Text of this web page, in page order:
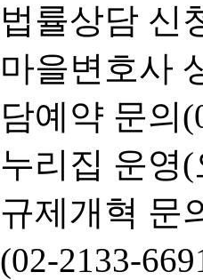
법률상담 신
마을변호사
담예약 문의
누리집 운영
규제개혁 문
(02-2133-